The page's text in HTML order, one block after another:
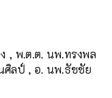
, พ.ต.ต. นพ.ทรงพล
ลป์ , อ. นพ.ธัชชัย